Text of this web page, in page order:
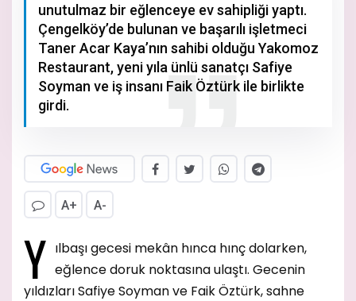
unutulmaz bir eğlenceye ev sahipliği yaptı.
Çengelköy’de bulunan ve başarılı işletmeci
Taner Acar Kaya’nın sahibi olduğu Yakomoz
Restaurant, yeni yıla ünlü sanatçı Safiye
Soyman ve iş insanı Faik Öztürk ile birlikte
girdi.
A+ A-
Y ılbaşı gecesi mekân hınca hınç dolarken,
eğlence doruk noktasına ulaştı. Gecenin
yıldızları Safiye Soyman ve Faik Öztürk, sahne